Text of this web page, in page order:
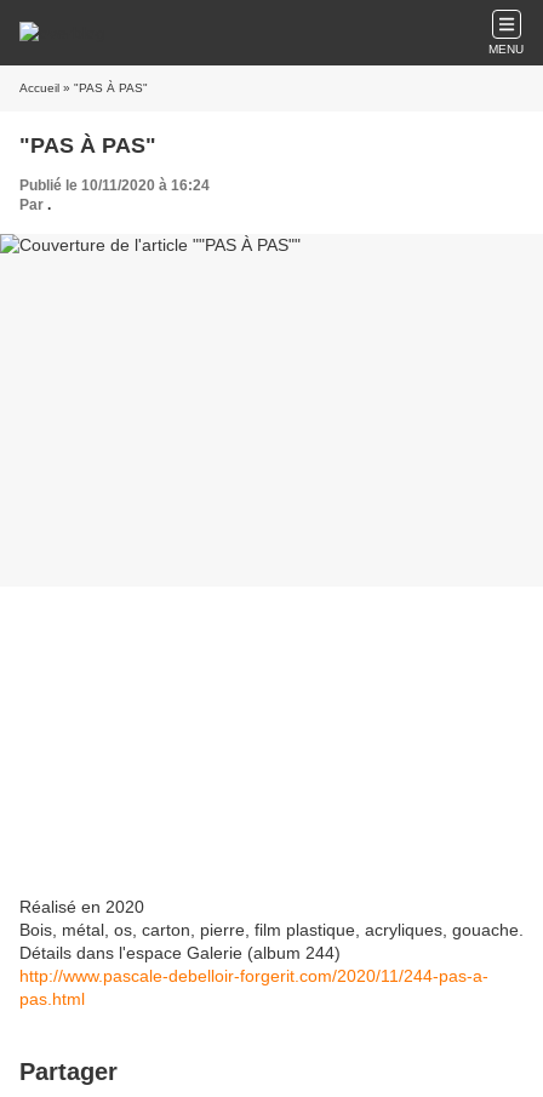
MENU
Accueil » "PAS À PAS"
"PAS À PAS"
Publié le 10/11/2020 à 16:24
Par .
Réalisé en 2020
Bois, métal, os, carton, pierre, film plastique, acryliques, gouache.
Détails dans l'espace Galerie (album 244)
http://www.pascale-debelloir-forgerit.com/2020/11/244-pas-a-
pas.html
Partager